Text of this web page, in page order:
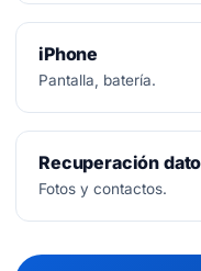
iPhone
Pantalla, batería.
Recuperación
Fotos y contactos.